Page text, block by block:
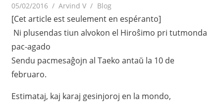
05/02/2016 Arvind V Blog
[Cet article est seulement en espéranto]
Ni plusendas tiun alvokon el Hiroŝimo pri tutmonda
pac-agado
Sendu pacmesaĝojn al Taeko antaŭ la 10 de
februaro.
Estimataj, kaj karaj gesinjoroj en la mondo,